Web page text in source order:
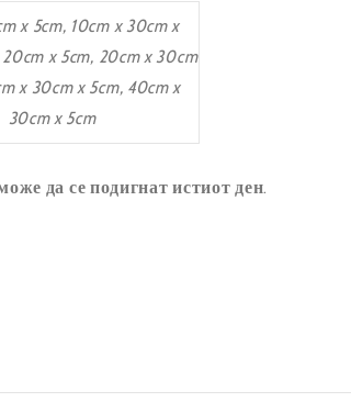
x 5cm, 10cm x 30cm x
x 5cm, 20cm x 30cm
x 30cm x 5cm, 40cm x
30cm x 5cm
да се подигнат истиот ден.